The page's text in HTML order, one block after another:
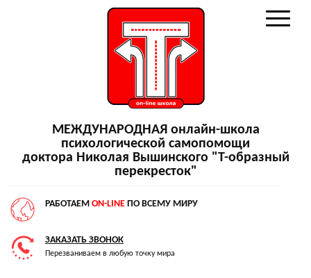
МЕЖДУНАРОДНАЯ онлайн-школа
психологической самопомощи
доктора Николая Вышинского "Т-образный
перекресток"
РАБОТАЕМ ON-LINE ПО ВСЕМУ МИРУ
ЗАКАЗАТЬ ЗВОНОК
Перезваниваем в любую точку мира